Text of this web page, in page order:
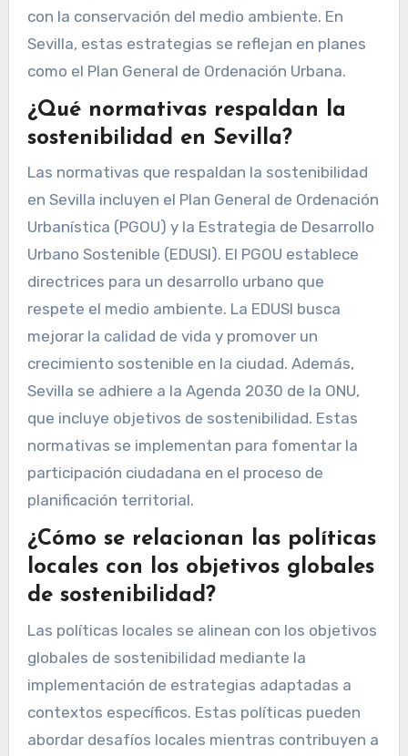
con la conservación del medio ambiente. En
Sevilla, estas estrategias se reflejan en planes
como el Plan General de Ordenación Urbana.
¿Qué normativas respaldan la
sostenibilidad en Sevilla?
Las normativas que respaldan la sostenibilidad
en Sevilla incluyen el Plan General de Ordenación
Urbanística (PGOU) y la Estrategia de Desarrollo
Urbano Sostenible (EDUSI). El PGOU establece
directrices para un desarrollo urbano que
respete el medio ambiente. La EDUSI busca
mejorar la calidad de vida y promover un
crecimiento sostenible en la ciudad. Además,
Sevilla se adhiere a la Agenda 2030 de la ONU,
que incluye objetivos de sostenibilidad. Estas
normativas se implementan para fomentar la
participación ciudadana en el proceso de
planificación territorial.
¿Cómo se relacionan las políticas
locales con los objetivos globales
de sostenibilidad?
Las políticas locales se alinean con los objetivos
globales de sostenibilidad mediante la
implementación de estrategias adaptadas a
contextos específicos. Estas políticas pueden
abordar desafíos locales mientras contribuyen a